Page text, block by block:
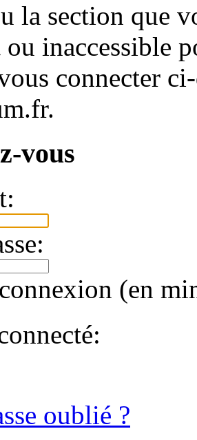
la section que
ou inaccessible
connecter
vous
(en
oublié ?